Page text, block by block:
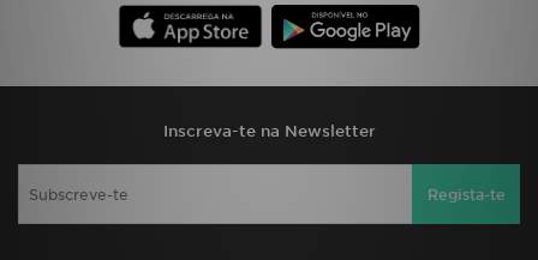
Inscreva-te na Newsletter
Regista-te